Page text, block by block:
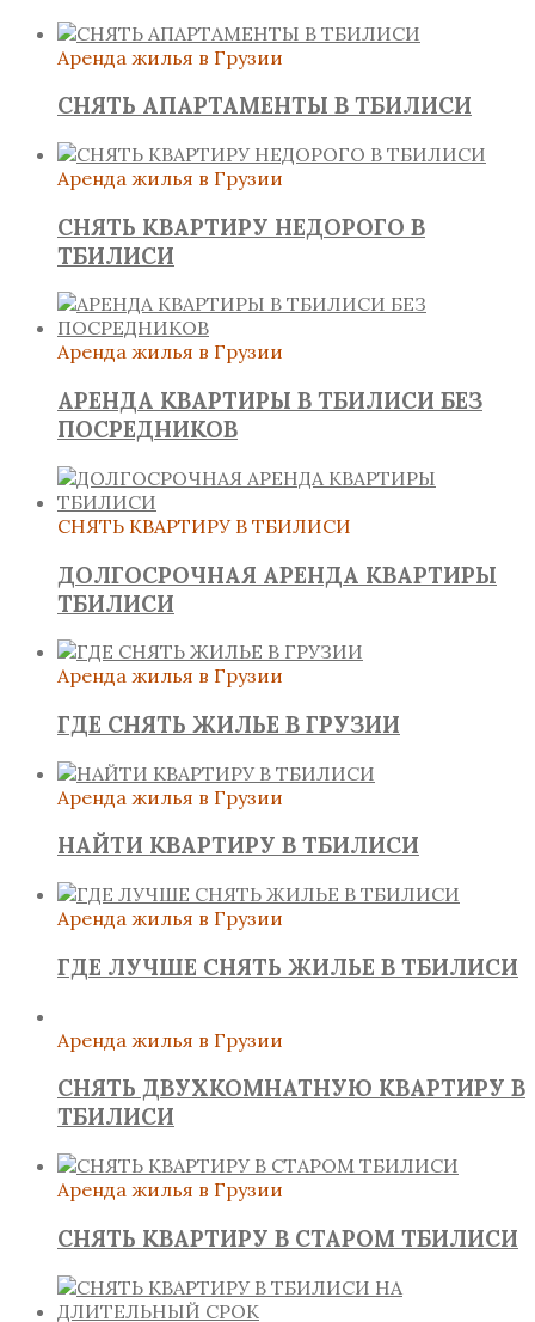
Аренда жилья в Грузии
СНЯТЬ АПАРТАМЕНТЫ В ТБИЛИСИ
Аренда жилья в Грузии
СНЯТЬ КВАРТИРУ НЕДОРОГО В
ТБИЛИСИ
Аренда жилья в Грузии
АРЕНДА КВАРТИРЫ В ТБИЛИСИ БЕЗ
ПОСРЕДНИКОВ
СНЯТЬ КВАРТИРУ В ТБИЛИСИ
ДОЛГОСРОЧНАЯ АРЕНДА КВАРТИРЫ
ТБИЛИСИ
Аренда жилья в Грузии
ГДЕ СНЯТЬ ЖИЛЬЕ В ГРУЗИИ
Аренда жилья в Грузии
НАЙТИ КВАРТИРУ В ТБИЛИСИ
Аренда жилья в Грузии
ГДЕ ЛУЧШЕ СНЯТЬ ЖИЛЬЕ В ТБИЛИСИ
Аренда жилья в Грузии
СНЯТЬ ДВУХКОМНАТНУЮ КВАРТИРУ В
ТБИЛИСИ
Аренда жилья в Грузии
СНЯТЬ КВАРТИРУ В СТАРОМ ТБИЛИСИ